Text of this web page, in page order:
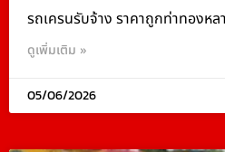
รถเครนรับจ้าง ราคาถูกท่าทองหล
ดูเพิ่มเติม »
05/06/2026